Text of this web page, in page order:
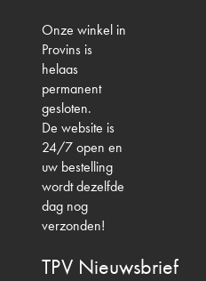
Onze winkel in
Provins is
helaas
permanent
gesloten.
De website is
24/7 open en
uw bestelling
wordt dezelfde
dag nog
verzonden!
TPV Nieuwsbrief